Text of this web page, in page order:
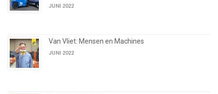
JUNI 2022
Van Vliet: Mensen en Machines
JUNI 2022